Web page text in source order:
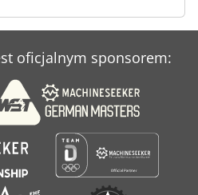
oficjalnym sponsorem: